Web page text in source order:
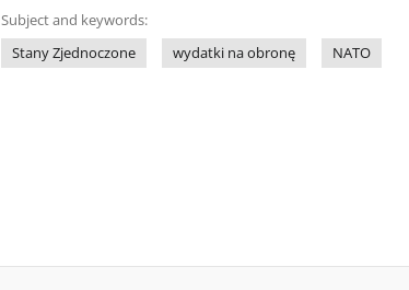
Subject and keywords:
Stany Zjednoczone
wydatki na obronę NATO